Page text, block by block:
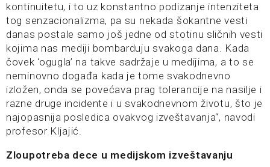
kontinuitetu, i to uz konstantno podizanje intenziteta
tog senzacionalizma, pa su nekada šokantne vesti
danas postale samo još jedne od stotinu sličnih vesti
kojima nas mediji bombarduju svakoga dana. Kada
čovek ‘ogugla’ na takve sadržaje u medijima, a to se
neminovno događa kada je tome svakodnevno
izložen, onda se povećava prag tolerancije na nasilje i
razne druge incidente i u svakodnevnom životu, što je
najopasnija posledica ovakvog izveštavanja“, navodi
profesor Kljajić.
Zloupotreba dece u medijskom izveštavanju